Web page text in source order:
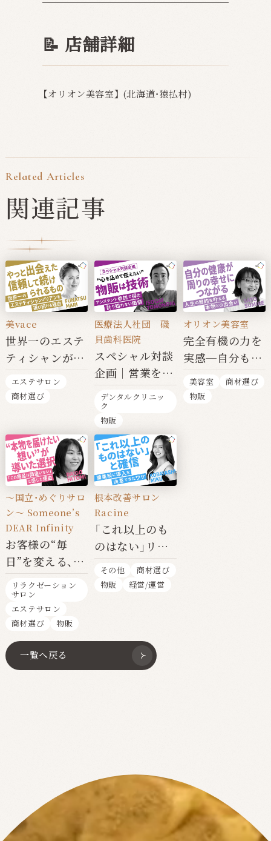
📝 店舗詳細
【オリオン美容室】 (北海道・猿払村)
Related Articles
関連記事
美vace
世界一のエステ
ティシャンがリ
アンを選び続け
る理由とは
エステサロン
商材選び
医療法人社団 磯
貝歯科医院
スペシャル対談
企画｜営業を止
めてまでアシス
タントに参加す
る価値とは？
デンタルクリニッ
ク
物販
オリオン美容室
完全有機の力を
実感─自分も周
りの人も幸せに
したい私の選択
美容室
商材選び
物販
〜国立・めぐりサロ
ン〜 Someone’s
DEAR Infinity
お客様の“毎
日”を変える、本
物との出会い
リラクゼーション
サロン
エステサロン
商材選び
物販
根本改善サロン
Racine
「これ以上のも
のはない」リピ
ート率の高さが
信頼の証
その他
商材選び
物販
経営/運営
一覧へ戻る